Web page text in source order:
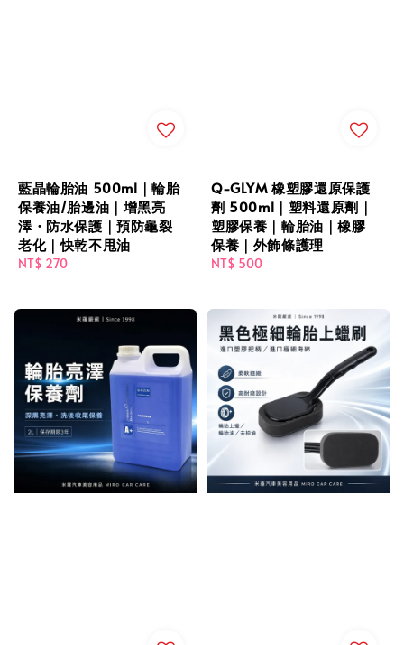
藍晶輪胎油 500ml｜輪胎
保養油/胎邊油｜增黑亮
澤・防水保護｜預防龜裂
老化｜快乾不甩油
Regular
NT$ 270
Q-GLYM 橡塑膠還原保護
劑 500ml｜塑料還原劑｜
塑膠保養｜輪胎油｜橡膠
保養｜外飾條護理
Regular
NT$ 500